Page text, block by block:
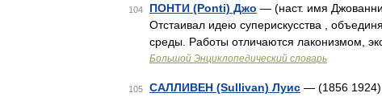
104 ПОНТИ (Ponti) Джо — (наст. имя
Отстаивал идею суперискусства ,
среды. Работы отличаются лаконизмом,
Большой Энциклопедический словарь
105 САЛЛИВЕН (Sullivan) Луис — (1856 1924)